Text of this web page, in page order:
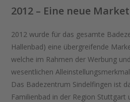
2012 – Eine neue
2012 wurde für das gesamte
Hallenbad) eine übergreifende
welche im Rahmen der Werbung
wesentlichen
Das Badezentrum Sindelfingen ist
Familienbad in der Region Stuttgart